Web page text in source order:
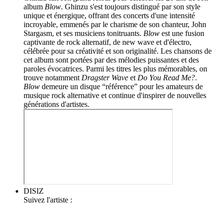
album Blow. Ghinzu s'est toujours distingué par son style
unique et énergique, offrant des concerts d'une intensité
incroyable, emmenés par le charisme de son chanteur, John
Stargasm, et ses musiciens tonitruants. Blow est une fusion
captivante de rock alternatif, de new wave et d'électro,
célébrée pour sa créativité et son originalité. Les chansons de
cet album sont portées par des mélodies puissantes et des
paroles évocatrices. Parmi les titres les plus mémorables, on
trouve notamment Dragster Wave et Do You Read Me?.
Blow demeure un disque “référence” pour les amateurs de
musique rock alternative et continue d'inspirer de nouvelles
générations d'artistes.
DISIZ
Suivez l'artiste :